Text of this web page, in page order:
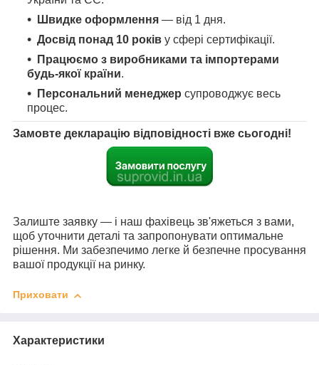
Швидке оформлення — від 1 дня.
Досвід понад 10 років у сфері сертифікації.
Працюємо з виробниками та імпортерами
будь-якої країни.
Персональний менеджер супроводжує весь
процес.
Замовте декларацію відповідності вже сьогодні!
Залиште заявку — і наш фахівець зв'яжеться з вами,
щоб уточнити деталі та запропонувати оптимальне
рішення. Ми забезпечимо легке й безпечне просування
вашої продукції на ринку.
Приховати
Характеристики